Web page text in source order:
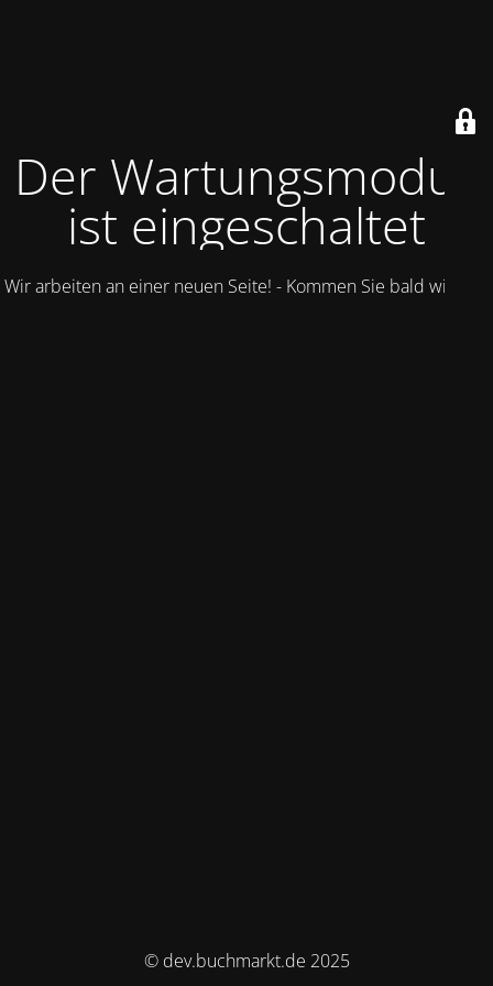
Der Wartungsmodus
ist eingeschaltet
Wir arbeiten an einer neuen Seite! - Kommen Sie bald wieder.
© dev.buchmarkt.de 2025